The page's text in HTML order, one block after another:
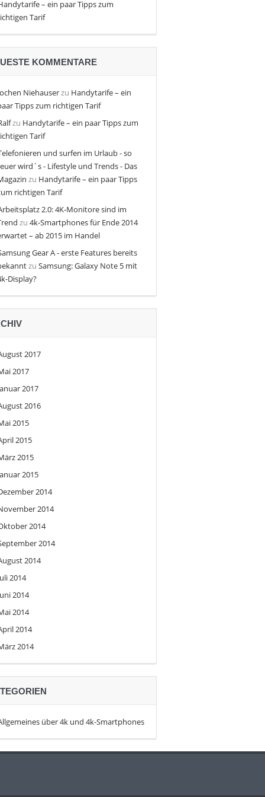
– ein paar Tipps zum
Tarif
KOMMENTARE
Niehauserzu Handytarife – ein
Tipps zum richtigen Tarif
zu Handytarife – ein paar Tipps zum
Tarif
und surfen im Urlaub - so
wird´s - Lifestyle und Trends - Das
zu Handytarife – ein paar Tipps
richtigen Tarif
2.0: 4K-Monitore sind im
zu 4k-Smartphones für Ende 2014
– ab 2015 im Handel
Gear A - erste Features bereits
zu Samsung: Galaxy Note 5 mit
Display?
2017
2017
2017
2016
2015
2015
2015
2015
2014
2014
2014
2014
2014
2014
2014
2014
2014
2014
über 4k und 4k-Smartphones